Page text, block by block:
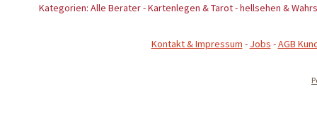
Kategorien: Alle Berater - Kartenlegen & Tarot - hellsehen &
Kontakt & Impressum - Jobs -AGB